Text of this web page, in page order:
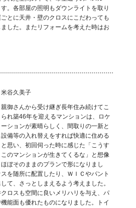
。各部屋の照明もダウンライトを取り
とに天井・壁のクロスにこだわっても
した。またリフォームを考えた時はお
米谷久美子
親御さんから受け継ぎ長年住み続けてこ
られ築46年を迎えるマンションは、ロケ
ーションが素晴らしく、間取りの一新と
設備等の入れ替えをすれば快適に住める
と思い、初回伺った時に感じた「こうす
のマンションが生きてくるな」と想像
ぼそのままのプランで形になりまし
を随所に配置したり、ＷＩＣやパント
て、さっとしまえるよう考えました。
ロスも空間に良いメリハリを与え、パ
能面も優れたものになりました。トイ